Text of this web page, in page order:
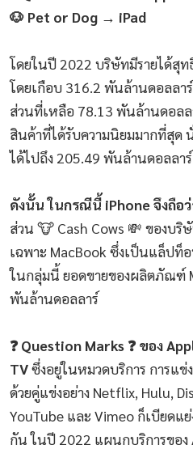
🐶 Pet or Dog → iPad
โดยในปี 2022 บริษัทมีรายได้สุ
โดยเกือบ 316.2 พันล้านดอลล
ส่วนที่เหลือ 78.13 พันล้านดอลล
สินค้าที่ได้รับความนิยมมากที่สุด
ได้ไปถึง 205.49 พันล้านดอลลาร์
ดังนั้น ในกรณีนี้ iPhone จึงถือ
ส่วน 🐮 Cash Cows 💸 ของบ
เฉพาะ MacBook ซึ่งเป็นแล็ปท็
ในกลุ่มนี้ ยอดขายของผลิตภัณฑ์
พันล้านดอลลาร์
❓ Question Marks ❓ ของ
TVซึ่งอยู่ในหมวดบริการ การแ
ด้วยคู่แข่งอย่าง Netflix, Hulu,
YouTube และ Vimeo ก็เบียดแ
กัน ในปี 2022 แผนกบริการของ